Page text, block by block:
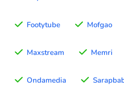
Footytube Mofgao
Maxstream Memri
Ondamedia